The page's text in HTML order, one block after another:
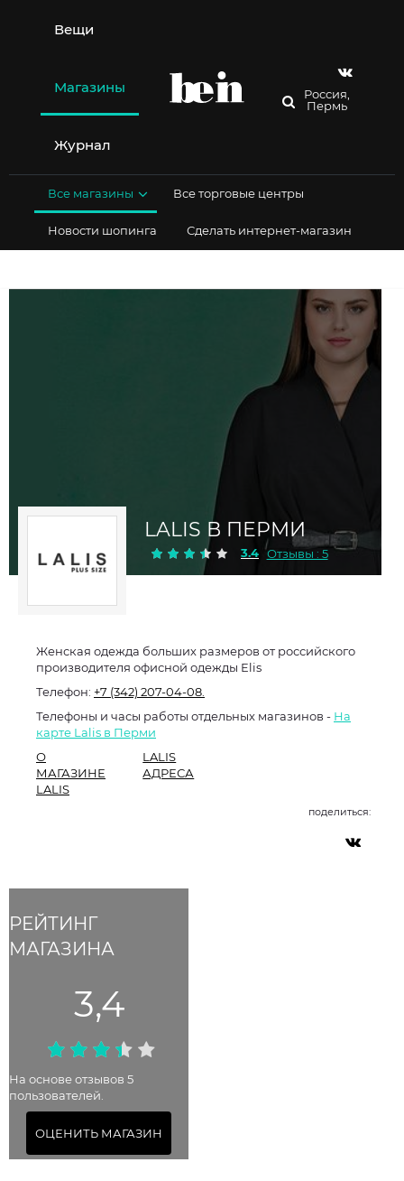
содержимому
Вещи
Магазины
Журнал
Россия,
Пермь
Все магазины Все торговые центры
Новости шопинга Сделать интернет-магазин
LALIS В ПЕРМИ
3.4 Отзывы : 5
РЕЙТИНГ
МАГАЗИНА
3,4
На основе отзывов 5
пользователей.
ОЦЕНИТЬ МАГАЗИН
Женская одежда больших размеров от российского
производителя офисной одежды Elis
Телефон: +7 (342) 207-04-08.
Телефоны и часы работы отдельных магазинов - На
карте Lalis в Перми
О
МАГАЗИНЕ
LALIS
LALIS
АДРЕСА
поделиться: